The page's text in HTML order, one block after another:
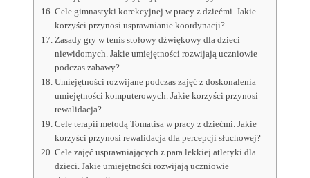
Cele gimnastyki korekcyjnej w pracy z dziećmi. Jakie
korzyści przynosi usprawnianie koordynacji?
Zasady gry w tenis stołowy dźwiękowy dla dzieci
niewidomych. Jakie umiejętności rozwijają uczniowie
podczas zabawy?
Umiejętności rozwijane podczas zajęć z doskonalenia
umiejętności komputerowych. Jakie korzyści przynosi
rewalidacja?
Cele terapii metodą Tomatisa w pracy z dziećmi. Jakie
korzyści przynosi rewalidacja dla percepcji słuchowej?
Cele zajęć usprawniających z para lekkiej atletyki dla
dzieci. Jakie umiejętności rozwijają uczniowie